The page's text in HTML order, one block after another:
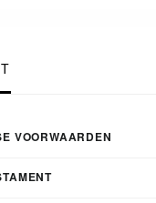
VOORWAARDEN